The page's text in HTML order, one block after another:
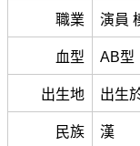
職業 演員
血型 AB型
出生地 出生
民族 漢